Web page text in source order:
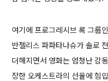
여기에 프로그레시브 록 그룹
반젤리스 파파타나슈가 솔로
더해지면서 영화는 엄청난 감
장한 오케스트라의 선율에 힘